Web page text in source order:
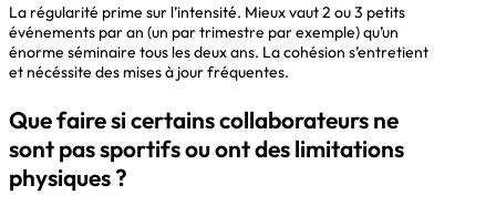
La régularité prime sur l’intensité. Mieux vaut 2 ou 3 petits
événements par an (un par trimestre par exemple) qu’un
énorme séminaire tous les deux ans. La cohésion s’entretient
et nécéssite des mises à jour fréquentes.
Que faire si certains collaborateurs ne
sont pas sportifs ou ont des limitations
physiques ?